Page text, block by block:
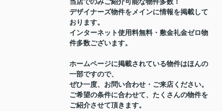
当店でのみご紹介可能な物件多数！
デザイナーズ物件をメインに情報を掲載して
おります。
インターネット使用料無料・敷金礼金ゼロ物
件多数ございます。
ホームページに掲載されている物件はほんの
一部ですので、
ぜひ一度、お問い合わせ・ご来店ください。
ご希望の条件に合わせて、たくさんの物件を
ご紹介させて頂きます。